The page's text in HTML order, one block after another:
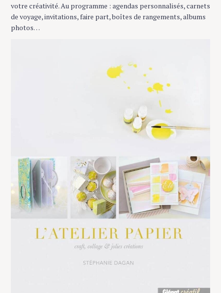
votre créativité. Au programme : agendas personnalisés, carnets
de voyage, invitations, faire part, boîtes de rangements, albums
photos…